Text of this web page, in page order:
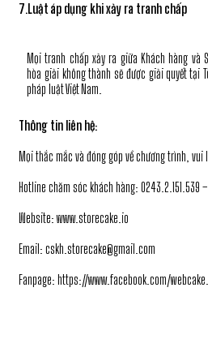
7.Luật áp dụng khi xảy ra tranh chấp
Mọi tranh chấp xảy ra giữa Khách hàng và
hòa giải không thành sẽ được giải quyết tại
pháp luật Việt Nam.
Thông tin liên hệ:
Mọi thắc mắc và đóng góp về chương trình, vui
Hotline chăm sóc khách hàng: 0243.2.151.539
Website: www.storecake.io
Email: cskh.storecake@gmail.com
Fanpage: https://www.facebook.com/